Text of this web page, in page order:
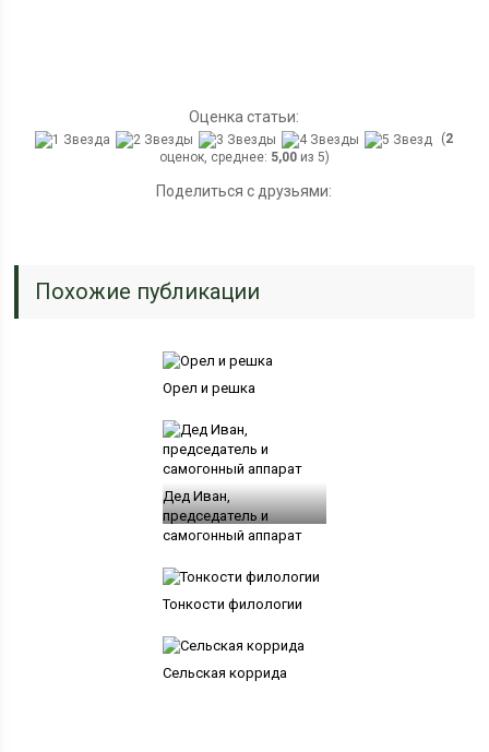
Оценка статьи:
(2
оценок, среднее: 5,00из 5)
Поделиться с друзьями:
Похожие публикации
Орел и решка
Дед Иван,
председатель и
самогонный аппарат
Тонкости филологии
Сельская коррида